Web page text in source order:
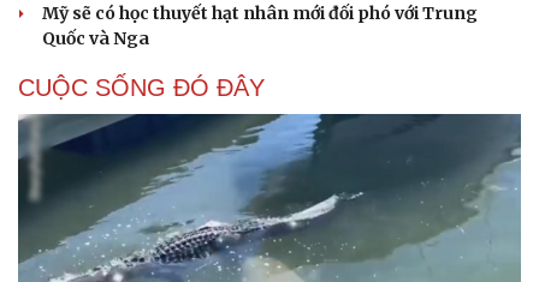
Mỹ sẽ có học thuyết hạt nhân mới đối phó với Trung
Quốc và Nga
CUỘC SỐNG ĐÓ ĐÂY